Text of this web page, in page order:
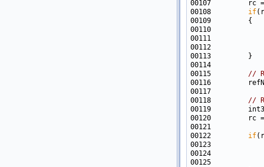
00107         rc
00108 if
00110
00112
00115 //
00118 //
00120         rc
00122 if
00123
00125